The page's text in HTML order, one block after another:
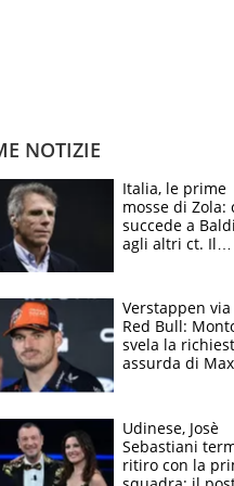
NOTIZIE
Italia, le prime
mosse di Zola:
succede a
agli altri ct. Il
azzurri
Verstappen via
Red Bull:
svela la
assurda di
McLaren siano
meglio?”
Udinese, Josè
Sebastiani
ritiro con la